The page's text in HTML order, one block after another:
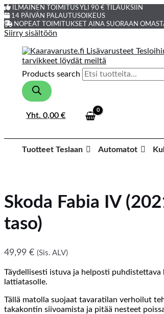
ILMAINEN TOIMITUS YLI 90 € TILAUKSIIN
14 PÄIVÄN PALAUTUSOIKEUS
NOPEAT TOIMITUKSET AINA SUORAAN
Siirry sisältöön
Products search
Yht.0,00€
Tuotteet Teslaan Automatot
Skoda Fabia IV
taso)
49,99 € (Sis. ALV)
Täydellisesti istuva ja helposti
lattiatasolle.
Tällä matolla suojaat tavaratilan verhoilut
takakontin siivoamista ja pitää nesteet